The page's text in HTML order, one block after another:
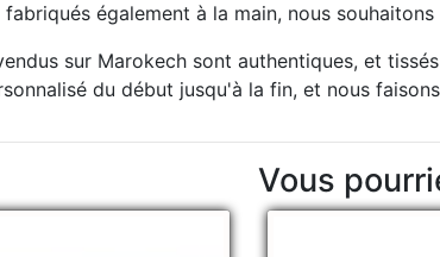
également à la main, nous
sur Marokech sont authentiques, et
du début jusqu'à la fin, et nous
Vous